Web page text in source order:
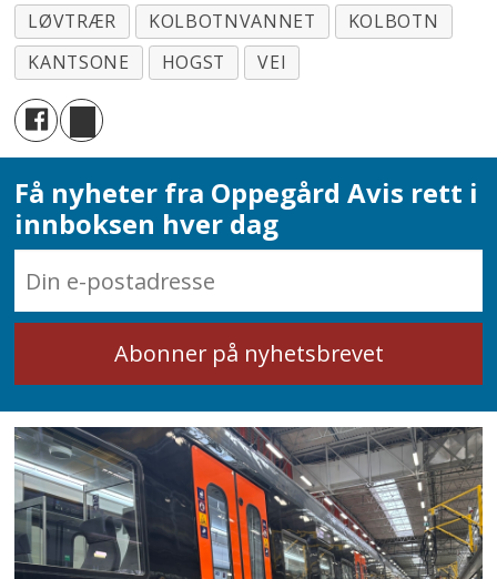
LØVTRÆR
KOLBOTNVANNET
KOLBOTN
KANTSONE
HOGST VEI
Få nyheter fra Oppegård Avis rett i
innboksen hver dag